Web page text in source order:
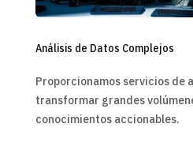
Análisis de Datos Complejos
Proporcionamos servicios de
transformar grandes
conocimientos accionables.